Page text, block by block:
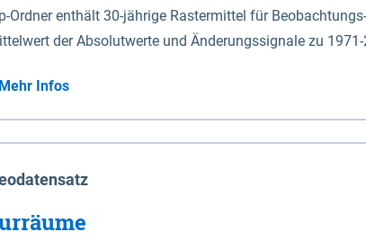
Ordner enthält 30-jährige Rastermittel für
der Absolutwerte und Änderungssignale zu
(Jun. - Aug.) - au: Herbst (Sep. - Nov.) - wi: Winter (Dez. - Feb.) - hyr:
Jahr (Nov. - Okt.) - hsu: Hydrologisches
- vd: Vegetationsruhe (Okt. - Mär.) Neben den Rasterdaten ist eine
zu den Dateinamen und für eine Darstellung im
code gegeben.
Mehr Infos